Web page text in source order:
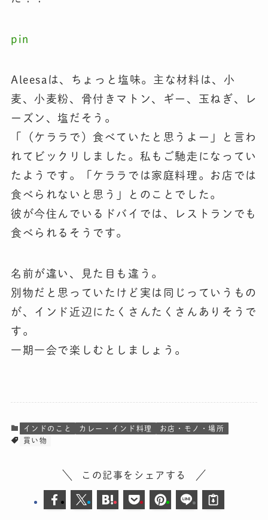
pin
Aleesaは、ちょっと塩味。主な材料は、小
麦、小麦粉、骨付きマトン、ギー、玉ねぎ、レ
ーズン、塩だそう。
「（ケララで）食べていたと思うよー」と言わ
れてビックリしました。私もご馳走になってい
たようです。「ケララでは家庭料理。お店では
食べられないと思う」とのことでした。
彼が今住んでいるドバイでは、レストランでも
食べられるそうです。
名前が違い、見た目も違う。
別物だと思っていたけど実は同じっていうもの
が、インド近辺にたくさんたくさんありそうで
す。
一期一会で楽しむとしましょう。
インドのこと カレー・インド料理
お店・モノ・場所
買い物
この記事をシェアする